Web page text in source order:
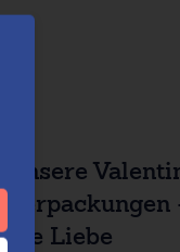
Unsere
die Liebe